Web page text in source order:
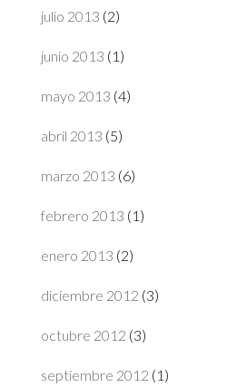
julio 2013 (2)
junio 2013 (1)
mayo 2013 (4)
abril 2013 (5)
marzo 2013 (6)
febrero 2013 (1)
enero 2013 (2)
diciembre 2012 (3)
octubre 2012 (3)
septiembre 2012 (1)